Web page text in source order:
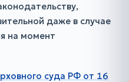
даже в случае
на момент
суда РФ от 16